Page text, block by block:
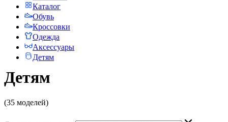
Каталог
Обувь
Кроссовки
Одежда
Аксессуары
Детям
Детям
(35 моделей)